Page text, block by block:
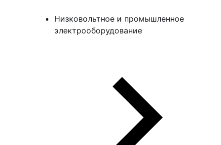
Низковольтное и промышленное
электрооборудование